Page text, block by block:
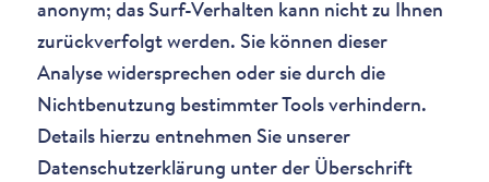
anonym; das Surf-Verhalten kann nicht zu Ihnen
zurückverfolgt werden. Sie können dieser
Analyse widersprechen oder sie durch die
Nichtbenutzung bestimmter Tools verhindern.
Details hierzu entnehmen Sie unserer
Datenschutzerklärung unter der Überschrift